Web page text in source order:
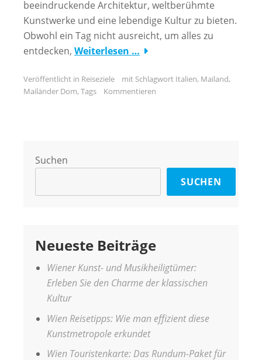
beeindruckende Architektur, weltberühmte
Kunstwerke und eine lebendige Kultur zu bieten.
Obwohl ein Tag nicht ausreicht, um alles zu
entdecken, Weiterlesen …
Veröffentlicht in Reiseziele mit Schlagwort Italien, Mailand,
Mailänder Dom, Tags Kommentieren
Suchen
SUCHEN
Neueste Beiträge
Wiener Kunst- und Musikheiligtümer:
Erleben Sie den Charme der klassischen
Kultur
Wien Reisetipps: Wie man effizient diese
Kunstmetropole erkundet
Wien Touristenkarte: Das Rundum-Paket für